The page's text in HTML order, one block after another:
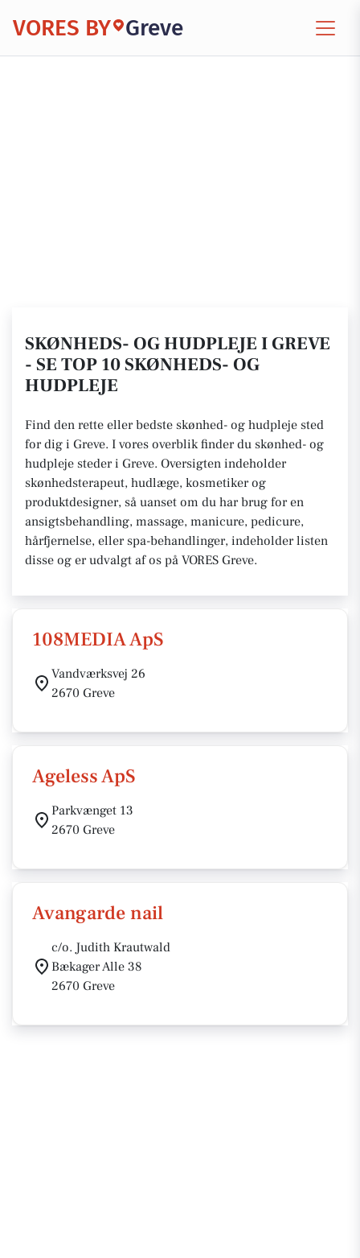
VORES BY Greve
SKØNHEDS- OG HUDPLEJE I GREVE
- SE TOP 10 SKØNHEDS- OG
HUDPLEJE
Find den rette eller bedste skønhed- og hudpleje sted
for dig i Greve. I vores overblik finder du skønhed- og
hudpleje steder i Greve. Oversigten indeholder
skønhedsterapeut, hudlæge, kosmetiker og
produktdesigner, så uanset om du har brug for en
ansigtsbehandling, massage, manicure, pedicure,
hårfjernelse, eller spa-behandlinger, indeholder listen
disse og er udvalgt af os på VORES Greve.
108MEDIA ApS
Vandværksvej 26
2670 Greve
Ageless ApS
Parkvænget 13
2670 Greve
Avangarde nail
c/o. Judith Krautwald
Bækager Alle 38
2670 Greve